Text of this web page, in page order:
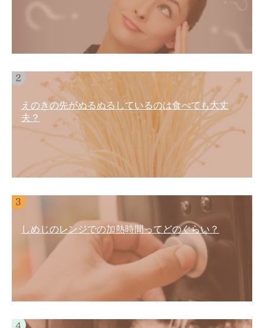
えのきの先がぬるぬるしているのは食べても大丈
夫？
しめじのレンジでの加熱時間ってどのぐらい？